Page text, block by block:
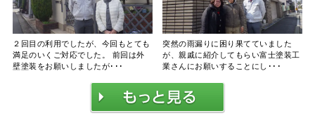
２回目の利用でしたが、今回もとても
満足のいくご対応でした。 前回は外
壁塗装をお願いしましたが･･･
突然の雨漏りに困り果てていました
が、親戚に紹介してもらい富士塗装工
業さんにお願いすることにし･･･